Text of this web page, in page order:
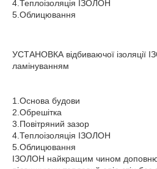
4.Теплоізоляція ІЗОЛОН
5.Облицювання
УСТАНОВКА відбиваючої ізоляції
ламінуванням
1.Основа будови
2.Обрешітка
3.Повітряний зазор
4.Теплоізоляція ІЗОЛОН
5.Облицювання
ІЗОЛОН найкращим чином